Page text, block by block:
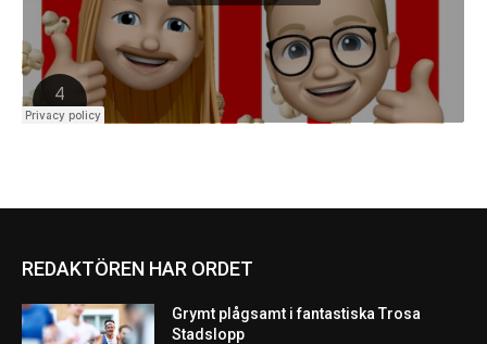
REDAKTÖREN HAR ORDET
Grymt plågsamt i fantastiska Trosa
Stadslopp